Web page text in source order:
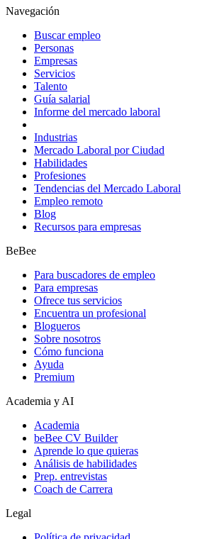
Navegación
Buscar empleo
Personas
Empresas
Servicios
Talento
Guía salarial
Informe del mercado laboral
Industrias
Mercado Laboral por Ciudad
Habilidades
Profesiones
Tendencias del Mercado Laboral
Empleo remoto
Blog
Recursos para empresas
BeBee
Para buscadores de empleo
Para empresas
Ofrece tus servicios
Encuentra un profesional
Blogueros
Sobre nosotros
Cómo funciona
Ayuda
Premium
Academia y AI
Academia
beBee CV Builder
Aprende lo que quieras
Análisis de habilidades
Prep. entrevistas
Coach de Carrera
Legal